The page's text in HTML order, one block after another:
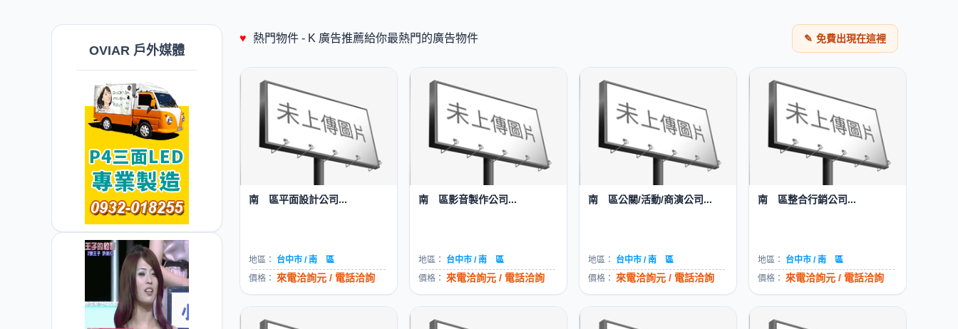
♥ 熱門物件 - K 廣告推薦給你最熱門的廣告物件 ✎ 免費出現在這裡
南 區平面設計公司...
地區：
台中市 / 南 區
價格： 來電洽詢元 / 電話洽詢
南 區影音製作公司...
地區：
台中市 / 南 區
價格： 來電洽詢元 / 電話洽詢
南 區公關/活動/商演公司...
地區：
台中市 / 南 區
價格： 來電洽詢元 / 電話洽詢
南 區整合行銷公司...
地區：
台中市 / 南 區
價格： 來電洽詢元 / 電話洽詢